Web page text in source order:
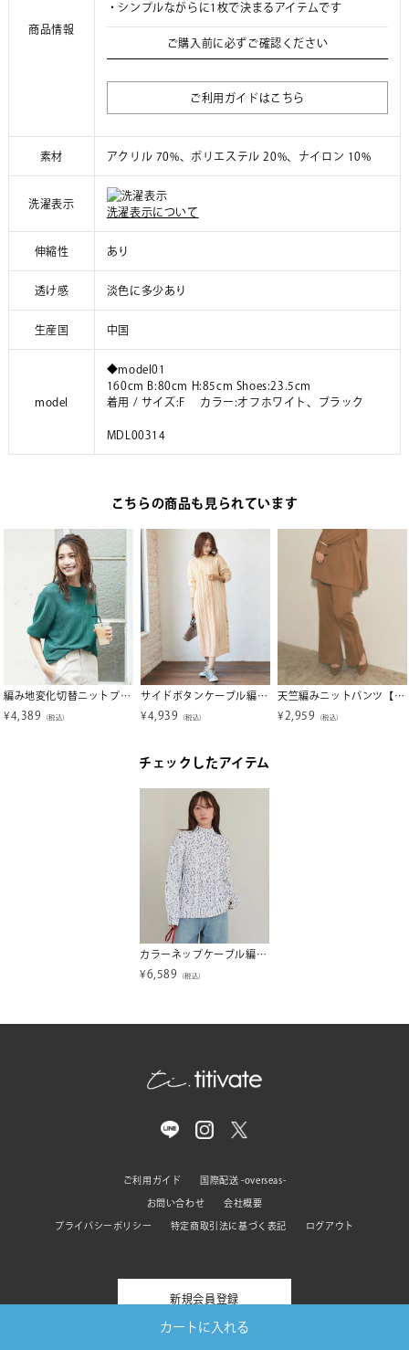
カートに入れる
商品情報
・シンプルながらに1枚で決まるアイテムです
ご購入前に必ずご確認ください
ご利用ガイドはこちら
素材 アクリル 70%、ポリエステル 20%、ナイロン 10%
洗濯表示
洗濯表示について
伸縮性 あり
透け感 淡色に多少あり
生産国 中国
model
◆model01
160cm B:80cm H:85cm Shoes:23.5cm
着用 / サイズ:F カラー:オフホワイト、ブラック
MDL00314
こちらの商品も見られています
編み地変化切替ニットプルオーバー【メール便可／100】
¥4,389 （税込）
サイドボタンケーブル編みニットワンピース
¥4,939 （税込）
天竺編みニットパンツ【メール便可／100】
¥ 2,959 （税込）
チェックしたアイテム
カラーネップケーブル編みニット【miette ミエット】
¥6,589 （税込）
ご利用ガイド 国際配送 -overseas-
お問い合わせ 会社概要
プライバシーポリシー 特定商取引法に基づく表記 ログアウト
新規会員登録